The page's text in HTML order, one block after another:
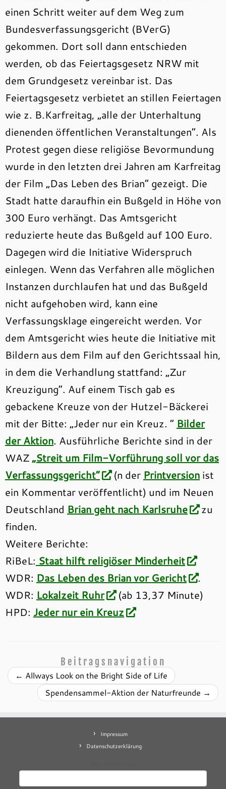
einen Schritt weiter auf dem Weg zum
Bundesverfassungsgericht (BVerG)
gekommen. Dort soll dann entschieden
werden, ob das Feiertagsgesetz NRW mit
dem Grundgesetz vereinbar ist. Das
Feiertagsgesetz verbietet an stillen Feiertagen
wie z. B.Karfreitag, „alle der Unterhaltung
dienenden öffentlichen Veranstaltungen“. Als
Protest gegen diese religiöse Bevormundung
wurde in den letzten drei Jahren am Karfreitag
der Film „Das Leben des Brian“ gezeigt. Die
Stadt hatte daraufhin ein Bußgeld in Höhe von
300 Euro verhängt. Das Amtsgericht
reduzierte heute das Bußgeld auf 100 Euro.
Dagegen wird die Initiative Widerspruch
einlegen. Wenn das Verfahren alle möglichen
Instanzen durchlaufen hat und das Bußgeld
nicht aufgehoben wird, kann eine
Verfassungsklage eingereicht werden. Vor
dem Amtsgericht wies heute die Initiative mit
Bildern aus dem Film auf den Gerichtssaal hin,
in dem die Verhandlung stattfand: „Zur
Kreuzigung“. Auf einem Tisch gab es
gebackene Kreuze von der Hutzel-Bäckerei
mit der Bitte: „Jeder nur ein Kreuz. “ Bilder
der Aktion. Ausführliche Berichte sind in der
WAZ „Streit um Film-Vorführung soll vor das
Verfassungsgericht“
(n der Printversion ist
ein Kommentar veröffentlicht) und im Neuen
Deutschland Brian geht nach Karlsruhe
zu
finden.
Weitere Berichte:
RiBeL: Staat hilft religiöser Minderheit
WDR: Das Leben des Brian vor Gericht
.
WDR: Lokalzeit Ruhr
(ab 13,37 Minute)
HPD: Jeder nur ein Kreuz
Beitragsnavigation
← Allways Look on the Bright Side of Life
Spendensammel-Aktion der Naturfreunde →
Impressum
Datenschutzerklärung
Suchen